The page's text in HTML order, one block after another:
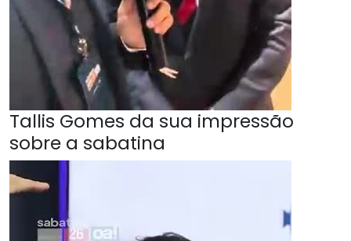
Tallis Gomes da sua impressão
sobre a sabatina